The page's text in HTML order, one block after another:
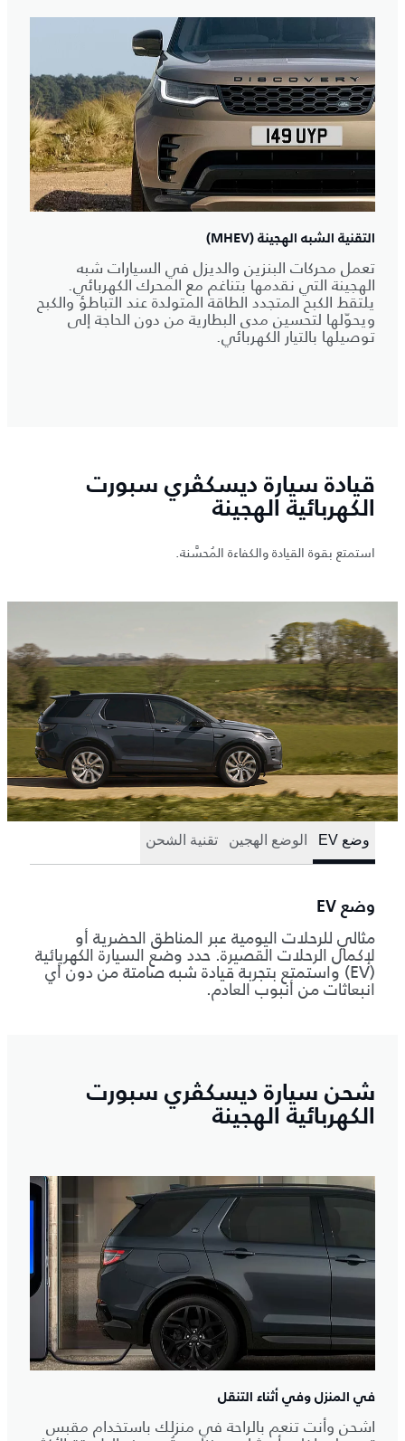
التقنية الشبه الهجينة (MHEV)
تعمل محركات البنزين والديزل في السيارات شبه
الهجينة التي نقدمها بتناغم مع المحرك الكهربائي.
يلتقط الكبح المتجدد الطاقة المتولدة عند التباطؤ والكبح
ويحوّلها لتحسين مدى البطارية من دون الحاجة إلى
توصيلها بالتيار الكهربائي.
قيادة سيارة ديسكڤري سبورت
الكهربائية الهجينة
استمتع بقوة القيادة والكفاءة المُحسَّنة.
وضع EV الوضع الهجين تقنية الشحن
وضع EV
مثالي للرحلات اليومية عبر المناطق الحضرية أو
لإكمال الرحلات القصيرة. حدد وضع السيارة الكهربائية
(EV) واستمتع بتجربة قيادة شبه صامتة من دون أي
انبعاثات من أنبوب العادم.
شحن سيارة ديسكڤري سبورت
الكهربائية الهجينة
في المنزل وفي أثناء التنقل
اشحن وأنت تنعم بالراحة في منزلك باستخدام مقبس